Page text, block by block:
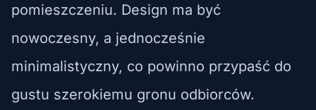
pomieszczeniu. Design ma być
nowoczesny, a jednocześnie
minimalistyczny, co powinno przypaść do
gustu szerokiemu gronu odbiorców.